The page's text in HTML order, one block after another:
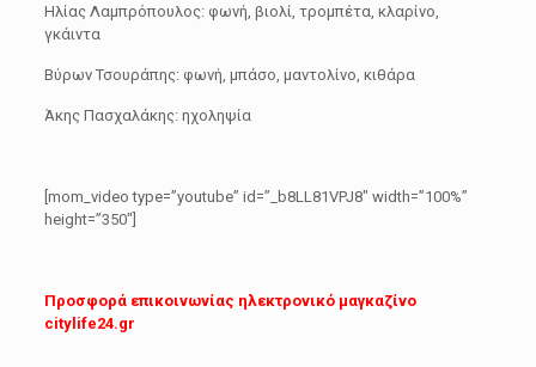
Ηλίας Λαμπρόπουλος: φωνή, βιολί, τρομπέτα, κλαρίνο,
γκάιντα
Βύρων Τσουράπης: φωνή, μπάσο, μαντολίνο, κιθάρα
Άκης Πασχαλάκης: ηχοληψία
[mom_video type=”youtube” id=”_b8LL81VPJ8″ width=”100%”
height=”350″]
Προσφορά επικοινωνίας ηλεκτρονικό μαγκαζίνο
citylife24.gr